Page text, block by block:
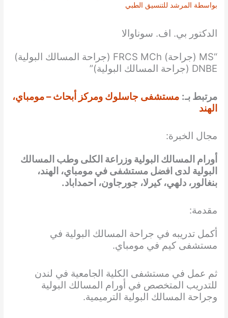
بواسطة المرشد للتنسيق الطبي
الدكتور بي. اف. سوناوالا
“MS (جراحة) FRCS MCh (جراحة المسالك البولية)
DNBE (جراحة المسالك البولية)”
مرتبط بـ: مستشفى جاسلوك ومركز أبحاث – مومباي،
الهند
مجال الخبرة:
أورام المسالك البولية وزراعة الكلى وطب المسالك
البولية لدى افضل مستشفى في مومباي، الهند،
بنغالور، دلهي، كيرلا، جورجاون، احمداباد.
مقدمة:
أكمل تدريبه في جراحة المسالك البولية في
مستشفى كيم في مومباي.
ثم عمل في مستشفى الكلية الجامعية في لندن
للتدريب المتخصص في أورام المسالك البولية
وجراحة المسالك البولية الترميمية.